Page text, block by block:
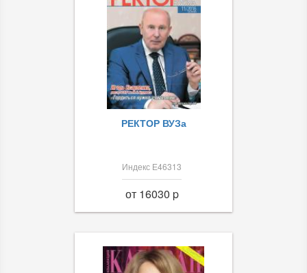
РЕКТОР ВУЗа
Индекс Е46313
от 16030 p